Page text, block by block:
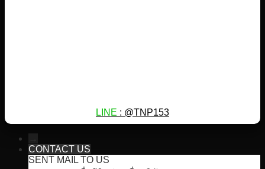
LINE : @TNP153
CONTACT US
SENT MAIL TO US